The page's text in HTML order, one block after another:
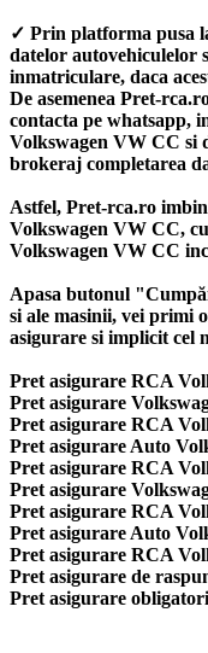
✓ Prin platforma pusa
datelor autovehiculelor
inmatriculare, daca
De asemenea Pret-
contacta pe whatsapp,
Volkswagen VW CC si
brokeraj completarea
Astfel, Pret-rca.ro
Volkswagen VW CC,
Volkswagen VW CC
Apasa butonul
si ale masinii, vei primi
asigurare si implicit cel
Pret asigurare RCA
Pret asigurare
Pret asigurare RCA
Pret asigurare Auto
Pret asigurare RCA
Pret asigurare
Pret asigurare RCA
Pret asigurare Auto
Pret asigurare RCA
Pret asigurare de
Pret asigurare